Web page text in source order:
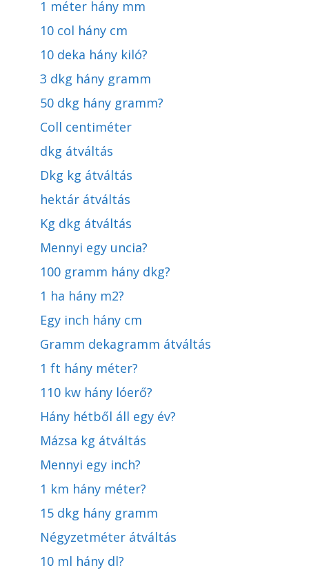
1 méter hány mm
10 col hány cm
10 deka hány kiló?
3 dkg hány gramm
50 dkg hány gramm?
Coll centiméter
dkg átváltás
Dkg kg átváltás
hektár átváltás
Kg dkg átváltás
Mennyi egy uncia?
100 gramm hány dkg?
1 ha hány m2?
Egy inch hány cm
Gramm dekagramm átváltás
1 ft hány méter?
110 kw hány lóerő?
Hány hétből áll egy év?
Mázsa kg átváltás
Mennyi egy inch?
1 km hány méter?
15 dkg hány gramm
Négyzetméter átváltás
10 ml hány dl?